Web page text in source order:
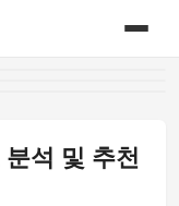
석 및 추천